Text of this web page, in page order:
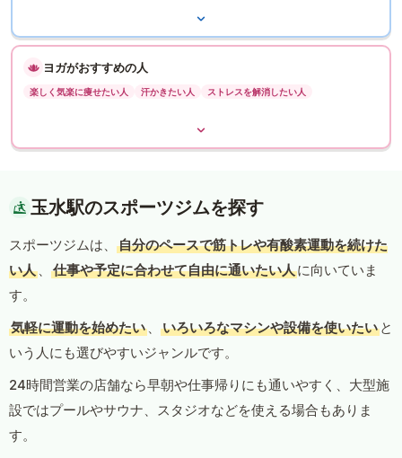
ヨガがおすすめの人
楽しく気楽に痩せたい人 汗かきたい人 ストレスを解消したい人
玉水駅のスポーツジムを探す
スポーツジムは、
自分のペースで筋トレや有酸素運動を続けた
い人 、 仕事や予定に合わせて自由に通いたい人に向いていま
す。
気軽に運動を始めたい 、 いろいろなマシンや設備を使いたい と
いう人にも選びやすいジャンルです。
24時間営業の店舗なら早朝や仕事帰りにも通いやすく、大型施
設ではプールやサウナ、スタジオなどを使える場合もありま
す。